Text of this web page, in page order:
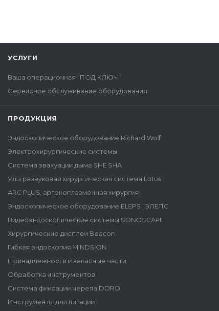
УСЛУГИ
Ваша операционная "ПОД КЛЮЧ"
Сервисное обслуживание оборудования
ПРОДУКЦИЯ
Эндоскопическое оборудование Richard Wolf
Электрохирургические системы
Система эвакуации дыма SHE SHA
Ультразвуковая хирургическая система Lotus
ARC PLUS, аргоноплазменная хирургия
Эндоскопическое оборудование ELEPS | ЭЛЕПС
Видеоэндоскопические системы SONOSCAPE
Хирургические дисплеи Beacon
Гибкая эндоскопия MINDSION
Принадлежности и запасные части
Обработка инструментов
Система фиксации черепа DORO
Инструменты для лигации